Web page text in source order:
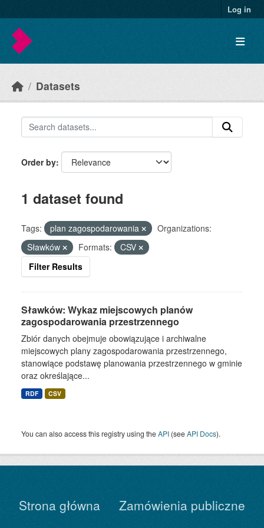
Log in
Datasets
Order by
1 dataset found
Tags: plan zagospodarowania
Organizations:
Sławków
Formats:
CSV
Filter Results
Sławków: Wykaz miejscowych planów
zagospodarowania przestrzennego
Zbiór danych obejmuje obowiązujące i archiwalne
miejscowych plany zagospodarowania przestrzennego,
stanowiące podstawę planowania przestrzennego w gminie
oraz określające...
RDF CSV
You can also access this registry using theAPI (seeAPI Docs).
Strona główna
Zamówienia publiczne